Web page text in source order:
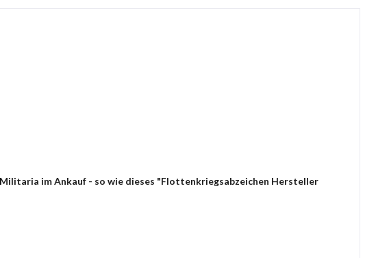
im Ankauf - so wie dieses "Flottenkriegsabzeichen Hersteller